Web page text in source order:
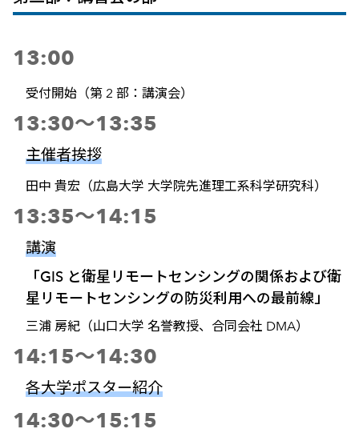
13:00
受付開始（第 2 部：講演会）
13:30～13:35
主催者挨拶
田中 貴宏（広島大学 大学院先進理工系科学研究科）
13:35～14:15
講演
「GIS と衛星リモートセンシングの関係および衛
星リモートセンシングの防災利用への最前線」
三浦 房紀（山口大学 名誉教授、合同会社 DMA）
14:15～14:30
各大学ポスター紹介
14:30～15:15